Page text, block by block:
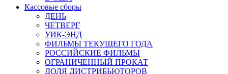
Кассовые сборы
ДЕНЬ
ЧЕТВЕРГ
УИК-ЭНД
ФИЛЬМЫ ТЕКУЩЕГО ГОДА
РОССИЙСКИЕ ФИЛЬМЫ
ОГРАНИЧЕННЫЙ ПРОКАТ
ДОЛЯ ДИСТРИБЬЮТОРОВ